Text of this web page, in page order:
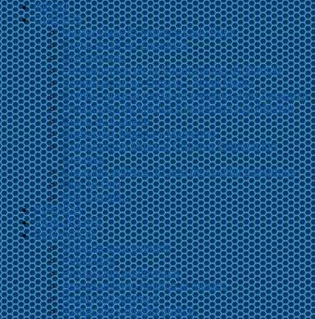
INICIO
CURSOS
Master class El Momo y Lady Funk
Curso de Dj en Zaragoza
Dj Avanzado
Fundamentos de la Sonorización de Directo
Sonorización en Directo – Nivel Medio
Combo musical moderno presencial en Zaragoza
Producción de Música Electrónica con Ableton
Curso de Cubase
Grabación, Mezcla y Mastering
Composición Musical Creativa Exploración
Creativa
Creación artística. El arte de escribir canciones
One To One
Más Cursos…
AGENDA
VIDEOCLIPS
SERVICIOS
Músicos para eventos
Publicidad
Producción audiovisual
Asesoramiento jurídico al músico
Road management
Ilustración y diseño gráfico